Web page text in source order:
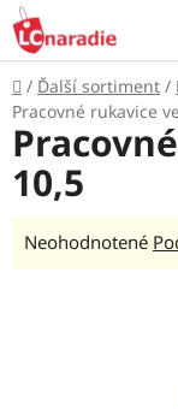
Prejsť
na
obsah
Domov
/ Ďalší sortiment /
Pracovné rukavice
10,5
Priemerné
Neohodnotené